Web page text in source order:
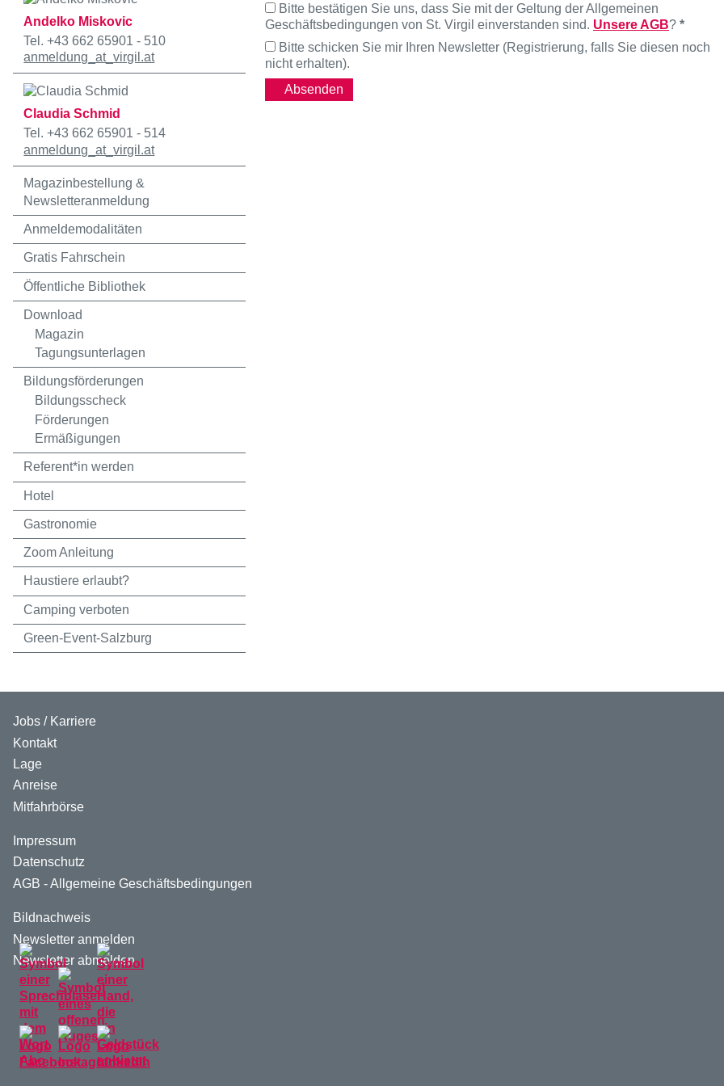
Bitte bestätigen Sie uns, dass Sie mit der Geltung der Allgemeinen
Geschäftsbedingungen von St. Virgil einverstanden sind. Unsere AGB? *
Bitte schicken Sie mir Ihren Newsletter (Registrierung, falls Sie diesen noch
nicht erhalten).
Andelko Miskovic
Tel. +43 662 65901 - 510
anmeldung _at_virgil.at
Claudia Schmid
Tel. +43 662 65901 - 514
anmeldung _at_virgil.at
Magazinbestellung &
Newsletteranmeldung
Anmeldemodalitäten
Gratis Fahrschein
Öffentliche Bibliothek
Download
Magazin
Tagungsunterlagen
Bildungsförderungen
Bildungsscheck
Förderungen
Ermäßigungen
Referent*in werden
Hotel
Gastronomie
Zoom Anleitung
Haustiere erlaubt?
Camping verboten
Green-Event-Salzburg
Jobs / Karriere
Kontakt
Lage
Anreise
Mitfahrbörse
Impressum
Datenschutz
AGB - Allgemeine Geschäftsbedingungen
Bildnachweis
Newsletter anmelden
Newsletter abmelden